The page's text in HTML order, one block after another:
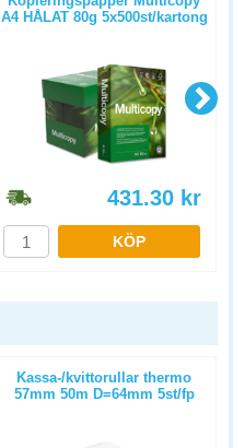
A4 HÅLAT 80g 5x500st/kartong
431.30 kr
KÖP
Kassa-/kvittorullar thermo
57mm 50m D=64mm 5st/fp